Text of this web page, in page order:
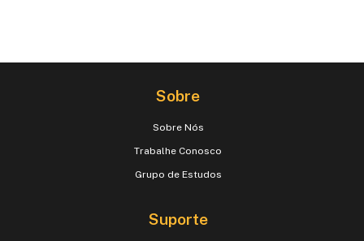
Sobre
Sobre Nós
Trabalhe Conosco
Grupo de Estudos
Suporte